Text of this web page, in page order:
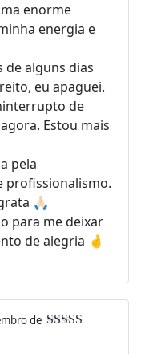
enorme
energia e
de alguns dias
eu apaguei.
de
Estou mais
pela
profissionalismo.
🙏🏻
para me deixar
de alegria 🤞
de